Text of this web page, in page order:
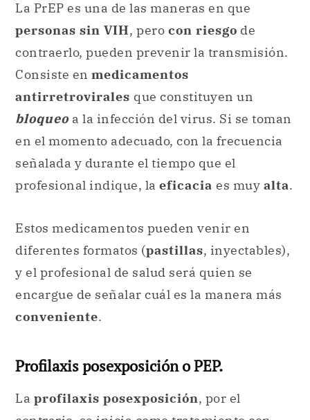
La PrEP es una de las maneras en que
personas sin VIH, pero con riesgo de
contraerlo, pueden prevenir la transmisión.
Consiste en medicamentos
antirretrovirales que constituyen un
bloqueo a la infección del virus. Si se toman
en el momento adecuado, con la frecuencia
señalada y durante el tiempo que el
profesional indique, la eficacia es muy alta.
Estos medicamentos pueden venir en
diferentes formatos (pastillas, inyectables),
y el profesional de salud será quien se
encargue de señalar cuál es la manera más
conveniente.
Profilaxis posexposición o PEP.
La profilaxis posexposición, por el